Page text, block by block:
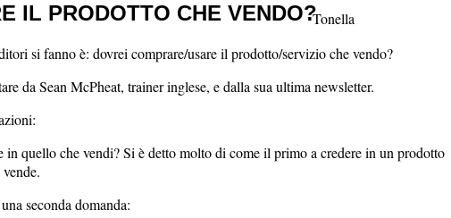
IL PRODOTTO CHE VENDO?
si fanno è: dovrei comprare/usare il prodotto/servizio che vendo?
da Sean McPheat, trainer inglese, e dalla sua ultima newsletter.
in quello che vendi? Si è detto molto di come il primo a credere in un prodotto
seconda domanda: